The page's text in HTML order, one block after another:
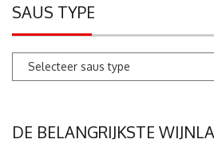
SAUS TYPE
DE BELANGRIJKSTE